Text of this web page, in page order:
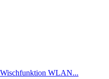
WLAN...